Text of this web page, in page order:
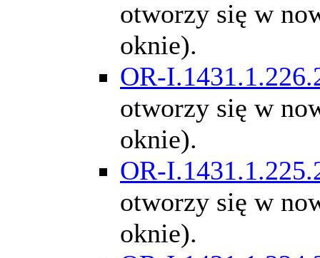
otworzy się w
oknie).
OR-
otworzy się w
oknie).
OR-
otworzy się w
oknie).